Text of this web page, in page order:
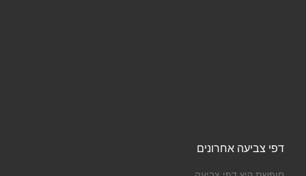
דפי צביעה אחרונים